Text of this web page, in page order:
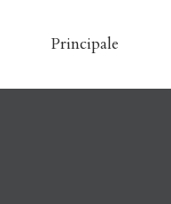
Principale